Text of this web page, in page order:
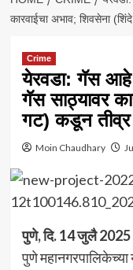
कारवाईचा अभाव; शिवसेना
Crime
येरवडा: गॅस आहे
गॅस साठ्यावर
गट) कडून तीव्र
Moin Chaudhary
पुणे, दि. 14 जुलै 2025
पुणे